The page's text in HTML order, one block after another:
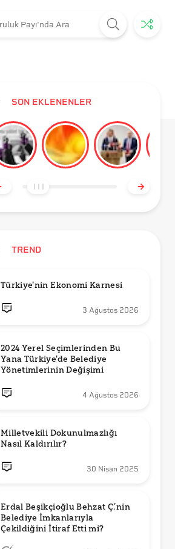
SON EKLENENLER
TREND
Türkiye'nin Ekonomi Karnesi
3 Ağustos 2026
2024 Yerel Seçimlerinden Bu
Yana Türkiye'de Belediye
Yönetimlerinin Değişimi
4 Ağustos 2026
Milletvekili Dokunulmazlığı
Nasıl Kaldırılır?
30 Nisan 2025
Erdal Beşikçioğlu Behzat Ç.’nin
Belediye İmkanlarıyla